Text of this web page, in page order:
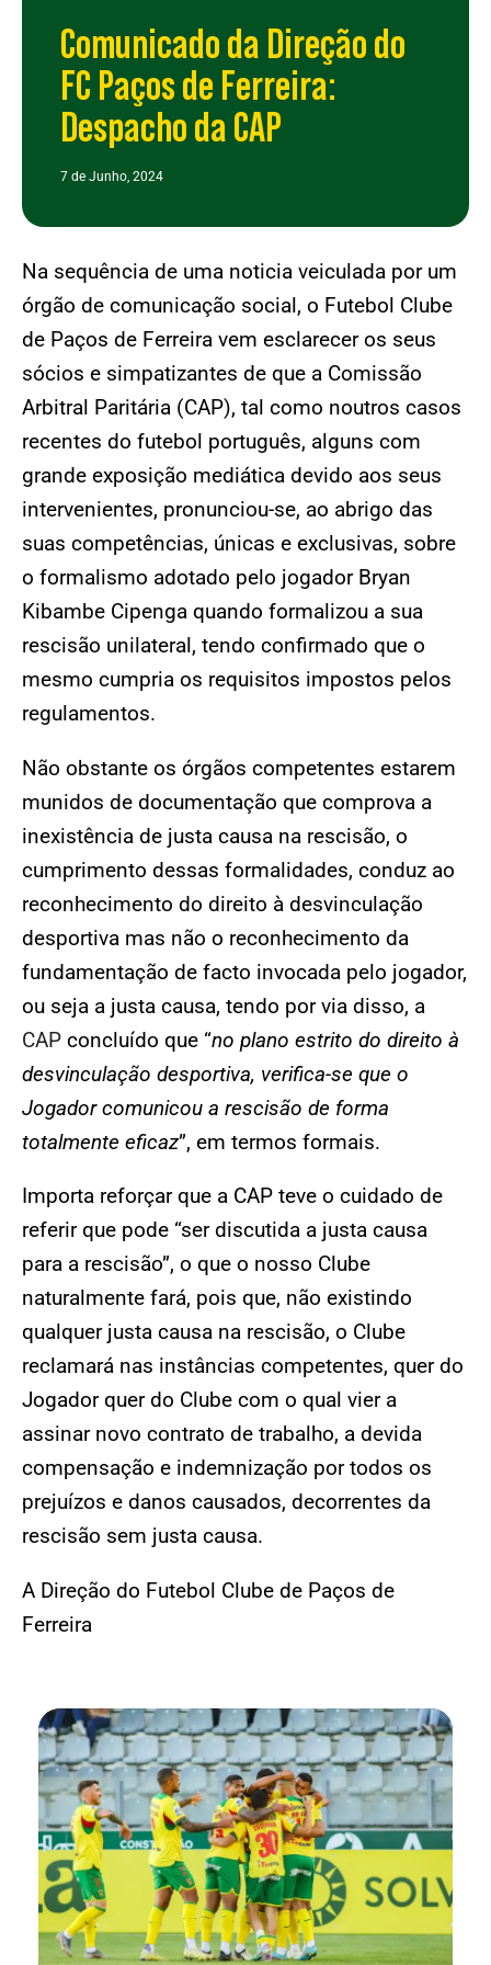
Comunicado da Direção do
FC Paços de Ferreira:
Despacho da CAP
7 de Junho, 2024
Na sequência de uma noticia veiculada por um
órgão de comunicação social, o Futebol Clube
de Paços de Ferreira vem esclarecer os seus
sócios e simpatizantes de que a Comissão
Arbitral Paritária (CAP), tal como noutros casos
recentes do futebol português, alguns com
grande exposição mediática devido aos seus
intervenientes, pronunciou-se, ao abrigo das
suas competências, únicas e exclusivas, sobre
o formalismo adotado pelo jogador Bryan
Kibambe Cipenga quando formalizou a sua
rescisão unilateral, tendo confirmado que o
mesmo cumpria os requisitos impostos pelos
regulamentos.
Não obstante os órgãos competentes estarem
munidos de documentação que comprova a
inexistência de justa causa na rescisão, o
cumprimento dessas formalidades, conduz ao
reconhecimento do direito à desvinculação
desportiva mas não o reconhecimento da
fundamentação de facto invocada pelo jogador,
ou seja a justa causa, tendo por via disso, a
CAP concluído que “no plano estrito do direito à
desvinculação desportiva, verifica-se que o
Jogador comunicou a rescisão de forma
totalmente eficaz”, em termos formais.
Importa reforçar que a CAP teve o cuidado de
referir que pode “ser discutida a justa causa
para a rescisão”, o que o nosso Clube
naturalmente fará, pois que, não existindo
qualquer justa causa na rescisão, o Clube
reclamará nas instâncias competentes, quer do
Jogador quer do Clube com o qual vier a
assinar novo contrato de trabalho, a devida
compensação e indemnização por todos os
prejuízos e danos causados, decorrentes da
rescisão sem justa causa.
A Direção do Futebol Clube de Paços de
Ferreira